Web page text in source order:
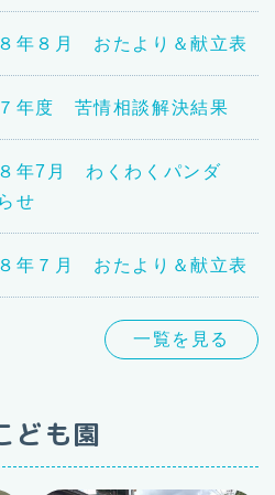
年８月 おたより＆献立表
年度 苦情相談解決結果
年7月 わくわくパンダ
せ
年７月 おたより＆献立表
一覧を見る
ども園